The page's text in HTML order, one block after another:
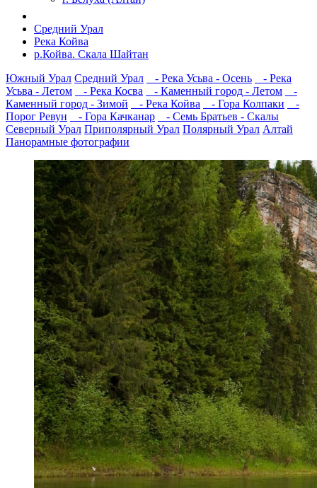
Средний Урал
Река Койва
р.Койва. Скала Шайтан
Южный Урал Средний Урал - Река Усьва - Осень
- Река
Усьва - Летом
- Река Косва - Каменный город - Летом
-
Каменный город - Зимой
- Река Койва - Гора Колпаки
-
Порог Ревун
- Гора Качканар
- Семь Братьев - Скалы
Северный Урал Приполярный Урал Полярный Урал Алтай
Панорамные фотографии